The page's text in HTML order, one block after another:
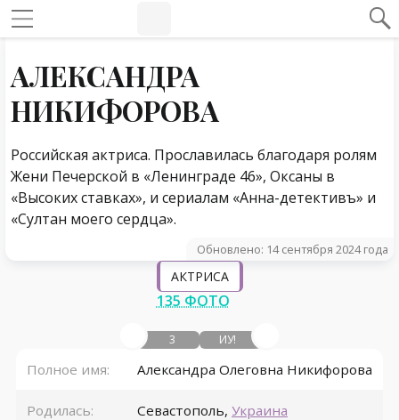
АЛЕКСАНДРА
НИКИФОРОВА
Российская актриса. Прославилась благодаря ролям
Жени Печерской в «Ленинграде 46», Оксаны в
«Высоких ставках», и сериалам «Анна-детективъ» и
«Султан моего сердца».
Обновлено: 14 сентября 2024 года
АКТРИСА
135 ФОТО
3 ИУ!
Полное имя: Александра Олеговна Никифорова
Родилась: Севастополь, Украина